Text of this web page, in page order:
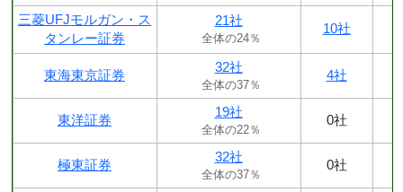
三菱UFJモルガン・ス
タンレー証券
21社
全体の24％
10社
東海東京証券
32社
全体の37％
4社
東洋証券
19社
全体の22％
0社
極東証券
32社
全体の37％
0社